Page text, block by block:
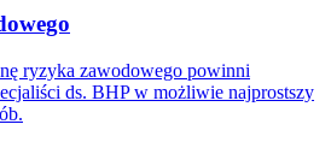
ryzyka zawodowego powinni
ds. BHP w możliwie najprostszy